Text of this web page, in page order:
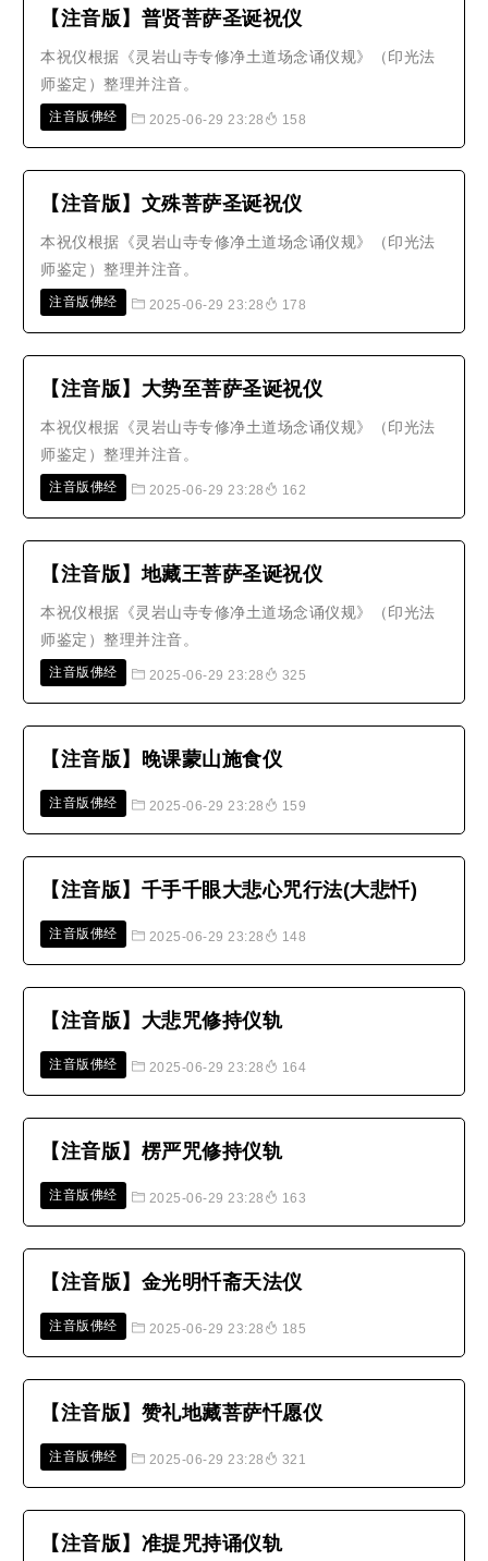
【注音版】普贤菩萨圣诞祝仪
本祝仪根据《灵岩山寺专修净土道场念诵仪规》（印光法
师鉴定）整理并注音。
注音版佛经 2025-06-29 23:28 158
【注音版】文殊菩萨圣诞祝仪
本祝仪根据《灵岩山寺专修净土道场念诵仪规》（印光法
师鉴定）整理并注音。
注音版佛经 2025-06-29 23:28 178
【注音版】大势至菩萨圣诞祝仪
本祝仪根据《灵岩山寺专修净土道场念诵仪规》（印光法
师鉴定）整理并注音。
注音版佛经 2025-06-29 23:28 162
【注音版】地藏王菩萨圣诞祝仪
本祝仪根据《灵岩山寺专修净土道场念诵仪规》（印光法
师鉴定）整理并注音。
注音版佛经 2025-06-29 23:28 325
【注音版】晚课蒙山施食仪
注音版佛经 2025-06-29 23:28 159
【注音版】千手千眼大悲心咒行法(大悲忏)
注音版佛经 2025-06-29 23:28 148
【注音版】大悲咒修持仪轨
注音版佛经 2025-06-29 23:28 164
【注音版】楞严咒修持仪轨
注音版佛经 2025-06-29 23:28 163
【注音版】金光明忏斋天法仪
注音版佛经 2025-06-29 23:28 185
【注音版】赞礼地藏菩萨忏愿仪
注音版佛经 2025-06-29 23:28 321
【注音版】准提咒持诵仪轨